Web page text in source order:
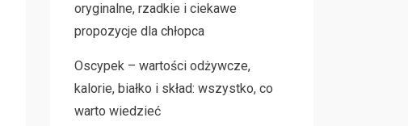
oryginalne, rzadkie i ciekawe
propozycje dla chłopca
Oscypek – wartości odżywcze,
kalorie, białko i skład: wszystko, co
warto wiedzieć